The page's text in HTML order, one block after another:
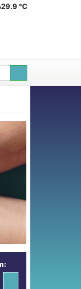
29.9 ℃